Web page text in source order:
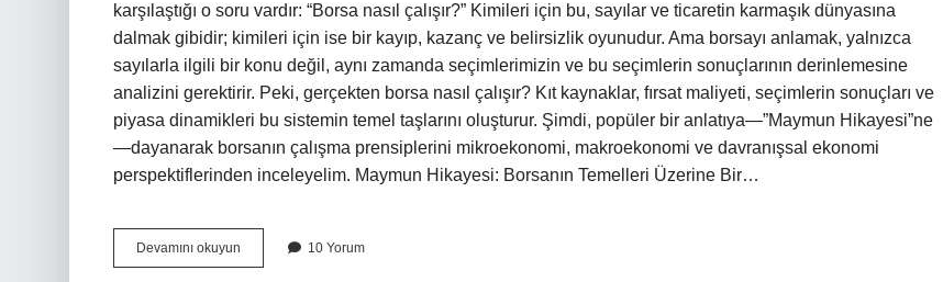
karşılaştığı o soru vardır: “Borsa nasıl çalışır?” Kimileri için bu, sayılar ve ticaretin karmaşık dünyasına
dalmak gibidir; kimileri için ise bir kayıp, kazanç ve belirsizlik oyunudur. Ama borsayı anlamak, yalnızca
sayılarla ilgili bir konu değil, aynı zamanda seçimlerimizin ve bu seçimlerin sonuçlarının derinlemesine
analizini gerektirir. Peki, gerçekten borsa nasıl çalışır? Kıt kaynaklar, fırsat maliyeti, seçimlerin sonuçları ve
piyasa dinamikleri bu sistemin temel taşlarını oluşturur. Şimdi, popüler bir anlatıya—”Maymun Hikayesi”ne
—dayanarak borsanın çalışma prensiplerini mikroekonomi, makroekonomi ve davranışsal ekonomi
perspektiflerinden inceleyelim. Maymun Hikayesi: Borsanın Temelleri Üzerine Bir…
Devamını okuyun
nasıl
10 Yorum